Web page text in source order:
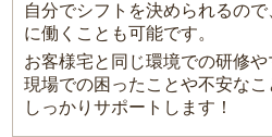
自分でシフトを決められるの
に働くことも可能です。
お客様宅と同じ環境での研修
現場での困ったことや不安な
しっかりサポートします！